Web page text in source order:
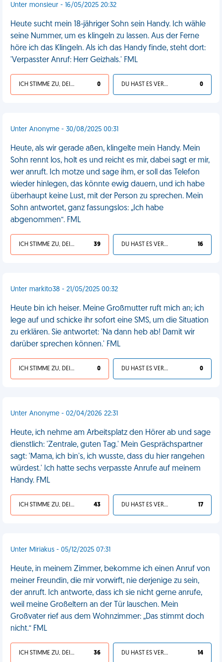
Unter monsieur - 16/05/2025 20:32
Heute sucht mein 18-jähriger Sohn sein Handy. Ich wähle
seine Nummer, um es klingeln zu lassen. Aus der Ferne
höre ich das Klingeln. Als ich das Handy finde, steht dort:
'Verpasster Anruf: Herr Geizhals.' FML
ICH STIMME ZU, DEIN LEBEN IST SCHEISSE 0 DU HAST ES VERDIENT 0
Unter Anonyme - 30/08/2025 00:31
Heute, als wir gerade aßen, klingelte mein Handy. Mein
Sohn rennt los, holt es und reicht es mir, dabei sagt er mir,
wer anruft. Ich motze und sage ihm, er soll das Telefon
wieder hinlegen, das könnte ewig dauern, und ich habe
überhaupt keine Lust, mit der Person zu sprechen. Mein
Sohn antwortet, ganz fassungslos: „Ich habe
abgenommen“. FML
ICH STIMME ZU, DEIN LEBEN IST SCHEISSE 39 DU HAST ES VERDIENT 16
Unter markito38 - 21/05/2025 00:32
Heute bin ich heiser. Meine Großmutter ruft mich an; ich
lege auf und schicke ihr sofort eine SMS, um die Situation
zu erklären. Sie antwortet: 'Na dann heb ab! Damit wir
darüber sprechen können.' FML
ICH STIMME ZU, DEIN LEBEN IST SCHEISSE 0 DU HAST ES VERDIENT 0
Unter Anonyme - 02/04/2026 22:31
Heute, ich nehme am Arbeitsplatz den Hörer ab und sage
dienstlich: 'Zentrale, guten Tag.' Mein Gesprächspartner
sagt: 'Mama, ich bin's, ich wusste, dass du hier rangehen
würdest.' Ich hatte sechs verpasste Anrufe auf meinem
Handy. FML
ICH STIMME ZU, DEIN LEBEN IST SCHEISSE 43 DU HAST ES VERDIENT 17
Unter Miriakus - 05/12/2025 07:31
Heute, in meinem Zimmer, bekomme ich einen Anruf von
meiner Freundin, die mir vorwirft, nie derjenige zu sein,
der anruft. Ich antworte, dass ich sie nicht gerne anrufe,
weil meine Großeltern an der Tür lauschen. Mein
Großvater rief aus dem Wohnzimmer: „Das stimmt doch
nicht.“ FML
ICH STIMME ZU, DEIN LEBEN IST SCHEISSE 36 DU HAST ES VERDIENT 14